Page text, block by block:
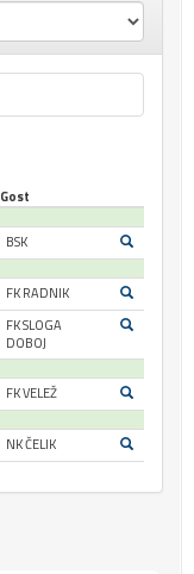
Gost
BSK
FK RADNIK
FK SLOGA
DOBOJ
FK VELEŽ
NK ČELIK